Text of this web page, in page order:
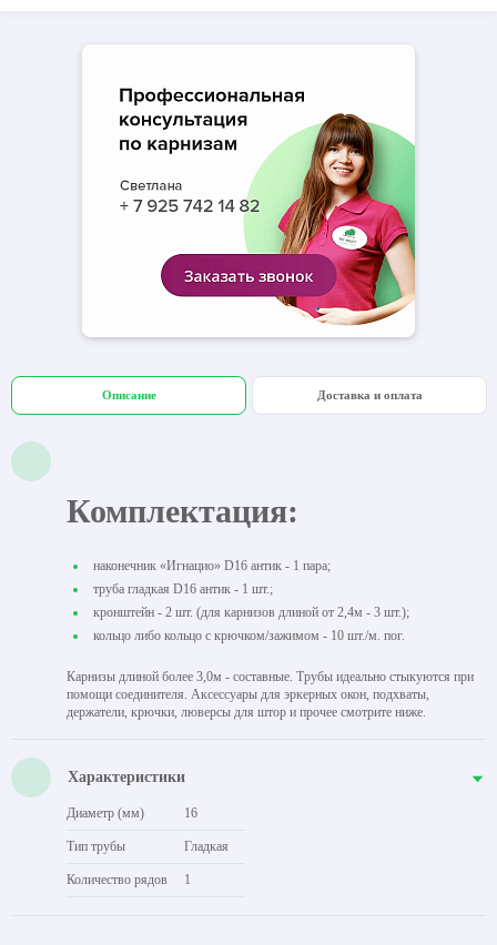
Описание Доставка и оплата
Комплектация:
наконечник «Игнацио» D16 антик - 1 пара;
труба гладкая D16 антик - 1 шт.;
кронштейн - 2 шт. (для карнизов длиной от 2,4м - 3 шт.);
кольцо либо кольцо с крючком/зажимом - 10 шт./м. пог.
Карнизы длиной более 3,0м - составные. Трубы идеально стыкуются при
помощи соединителя. Аксессуары для эркерных окон, подхваты,
держатели, крючки, люверсы для штор и прочее смотрите ниже.
Характеристики
Диаметр (мм) 16
Тип трубы Гладкая
Количество рядов 1